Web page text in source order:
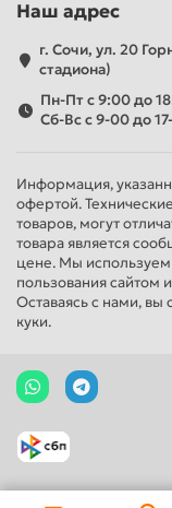
Наш адрес
г. Сочи, ул. 20
стадиона)
Пн-Пт с 9:00 до
Сб-Вс с 9-00 до
Информация,
офертой.
товаров, могут
товара является
цене. Мы
пользования сайтом
Оставаясь с нами, вы
куки.